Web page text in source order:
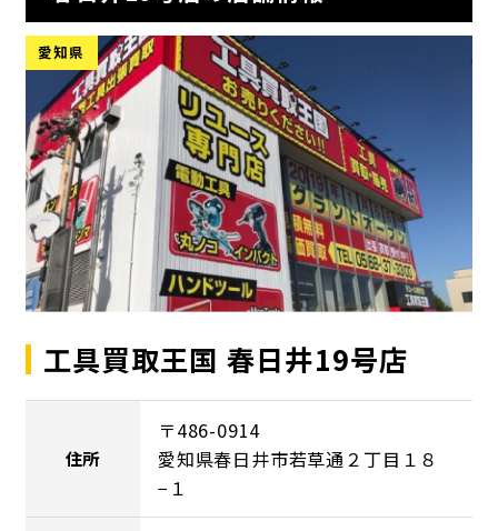
愛知県
工具買取王国 春日井19号店
住所
〒486-0914
愛知県春日井市若草通２丁目１８
−１